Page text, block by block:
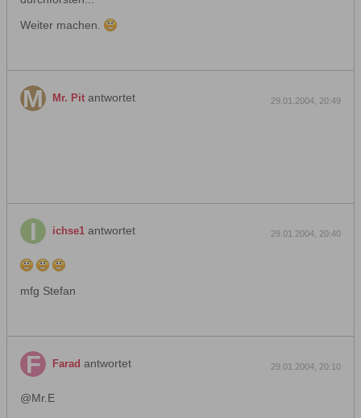
Weiter machen.
Mr. Pit antwortet 29.01.2004, 20:49
ichse1 antwortet 29.01.2004, 20:40
mfg Stefan
Farad antwortet 29.01.2004, 20:10
@Mr.E